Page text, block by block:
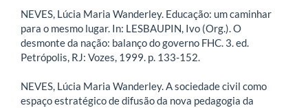
NEVES, Lúcia Maria Wanderley. Educação: um caminhar
para o mesmo lugar. In: LESBAUPIN, Ivo (Org.). O
desmonte da nação: balanço do governo FHC. 3. ed.
Petrópolis, RJ: Vozes, 1999. p. 133-152.
NEVES, Lúcia Maria Wanderley. A sociedade civil como
espaço estratégico de difusão da nova pedagogia da